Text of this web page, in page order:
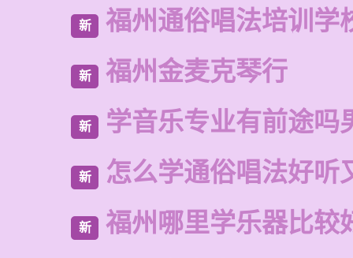
新 福州通俗唱法培训学
新 福州金麦克琴行
新 学音乐专业有前途吗
新 怎么学通俗唱法好听
新 福州哪里学乐器比较